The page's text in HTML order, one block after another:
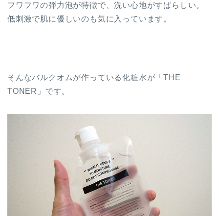
フワフワの弾力泡が特徴で、洗い心地がすばらしい。
低刺激で肌に優しいのも気に入っています。
そんなバルクオムが作っている化粧水が「THE
TONER」です。